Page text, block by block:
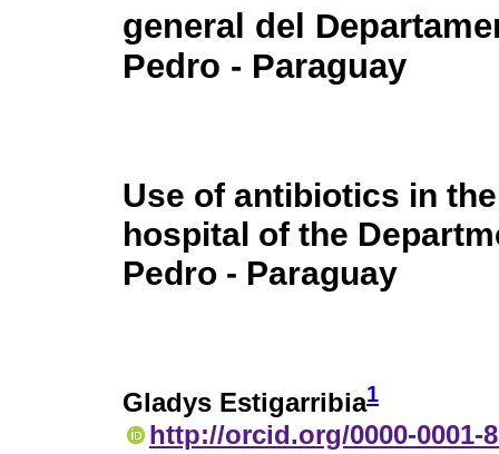
general del
Pedro - Paraguay
Use of antibiotics in
hospital of the
Pedro - Paraguay
Gladys Estigarribia1
http://orcid.org/0000-0001-